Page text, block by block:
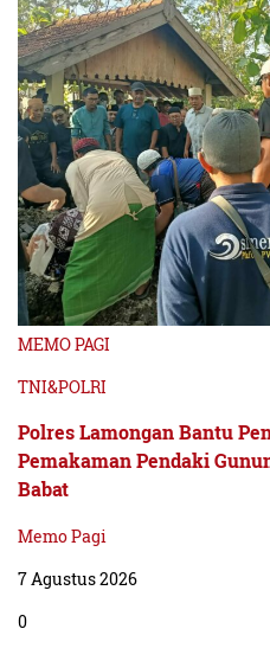
MEMO PAGI
TNI&POLRI
Polres Lamongan Bantu
Pemakaman Pendaki
Babat
Memo Pagi
7 Agustus 2026
0